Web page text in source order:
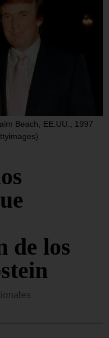
Beach, EE.UU., 1997
de los